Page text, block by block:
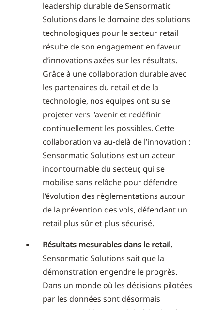
leadership durable de Sensormatic
Solutions dans le domaine des solutions
technologiques pour le secteur retail
résulte de son engagement en faveur
d’innovations axées sur les résultats.
Grâce à une collaboration durable avec
les partenaires du retail et de la
technologie, nos équipes ont su se
projeter vers l’avenir et redéfinir
continuellement les possibles. Cette
collaboration va au-delà de l’innovation :
Sensormatic Solutions est un acteur
incontournable du secteur, qui se
mobilise sans relâche pour défendre
l’évolution des règlementations autour
de la prévention des vols, défendant un
retail plus sûr et plus sécurisé.
Résultats mesurables dans le retail.
Sensormatic Solutions sait que la
démonstration engendre le progrès.
Dans un monde où les décisions pilotées
par les données sont désormais